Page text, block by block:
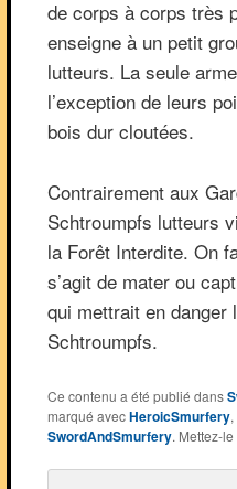
de corps à corps très
enseigne à un petit
lutteurs. La seule
l’exception de leurs
bois dur cloutées.
Contrairement aux
Schtroumpfs lutteurs
la Forêt Interdite. On
s’agit de mater ou
qui mettrait en danger
Schtroumpfs.
Ce contenu a été publié dans
marqué avecHeroicSmurfery,
SwordAndSmurfery. Mettez-